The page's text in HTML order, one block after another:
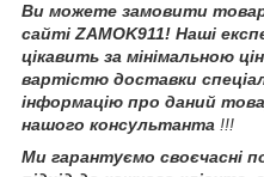
Ви можете замовити
сайті ZAMOK911! Наші
цікавить за мінімальною
вартістю доставки
інформацію про даний
нашого консультанта !!!
Ми гарантуємо своєчасні